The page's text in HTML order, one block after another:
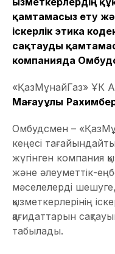
қамтамасыз ету
іскерлік этика
сақтауды
компанияда
«ҚазМұнайГаз» ҰК
Мағауұлы
Омбудсмен –
кеңесі
жүгінген компания
және әлеуметтік-
мәселелерді
қызметкерлерінің
қағидаттарын
табылады.